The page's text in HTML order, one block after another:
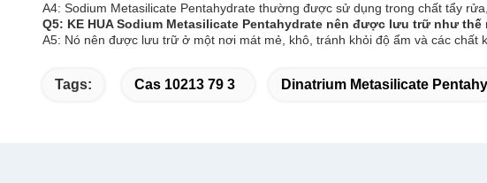
A4: Sodium Metasilicate Pentahydrate thường được sử dụng trong chất tẩy
Q5: KE HUA Sodium Metasilicate Pentahydrate nên được lưu trữ như thế
A5: Nó nên được lưu trữ ở một nơi mát mẻ, khô, tránh khỏi độ ẩm và các chất
Tags: Cas 10213 79 3 Dinatrium Metasilicate